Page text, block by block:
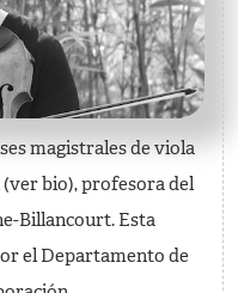
magistrales de viola
bio), profesora del
Billancourt. Esta
el Departamento de